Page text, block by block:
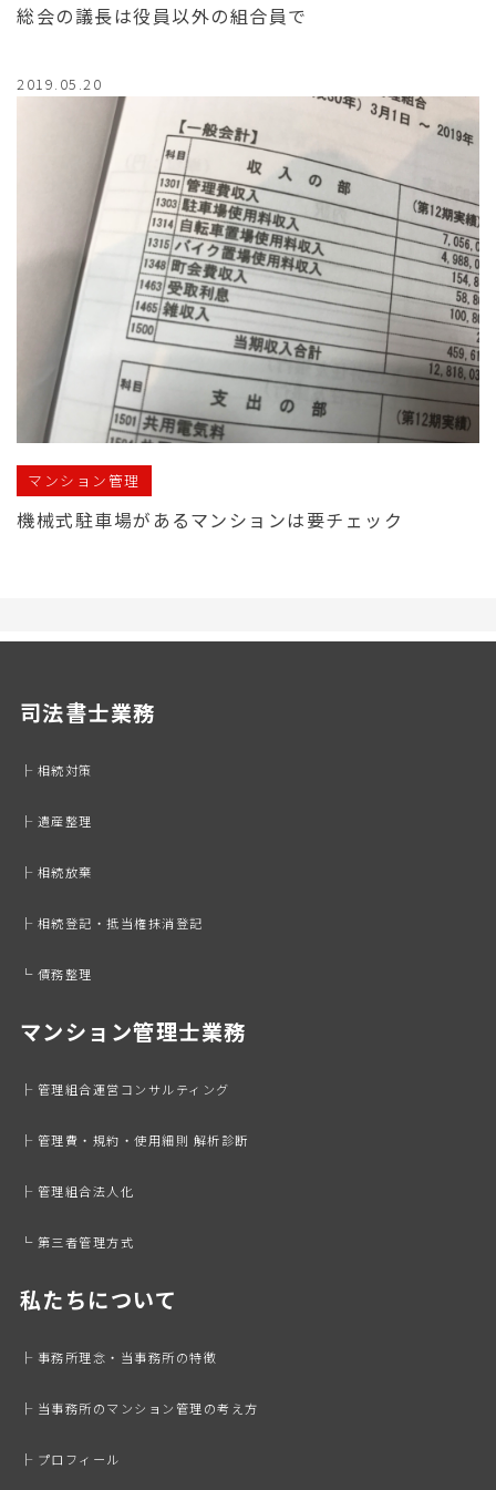
総会の議長は役員以外の組合員で
2019.05.20
マンション管理
機械式駐車場があるマンションは要チェック
司法書士業務
├ 相続対策
├ 遺産整理
├ 相続放棄
├ 相続登記・抵当権抹消登記
└ 債務整理
マンション管理士業務
├ 管理組合運営コンサルティング
├ 管理費・規約・使用細則 解析診断
├ 管理組合法人化
└ 第三者管理方式
私たちについて
├ 事務所理念・当事務所の特徴
├ 当事務所のマンション管理の考え方
├ プロフィール